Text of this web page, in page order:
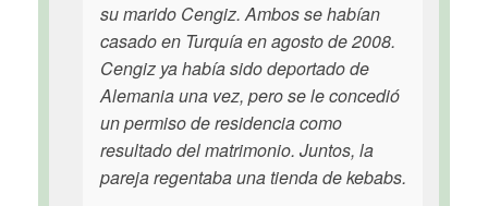
su marido Cengiz. Ambos se habían
casado en Turquía en agosto de 2008.
Cengiz ya había sido deportado de
Alemania una vez, pero se le concedió
un permiso de residencia como
resultado del matrimonio. Juntos, la
pareja regentaba una tienda de kebabs.